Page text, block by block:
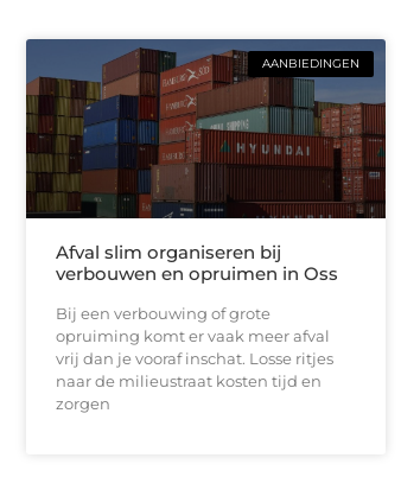
AANBIEDINGEN
Afval slim organiseren bij
verbouwen en opruimen in Oss
Bij een verbouwing of grote
opruiming komt er vaak meer afval
vrij dan je vooraf inschat. Losse ritjes
naar de milieustraat kosten tijd en
zorgen